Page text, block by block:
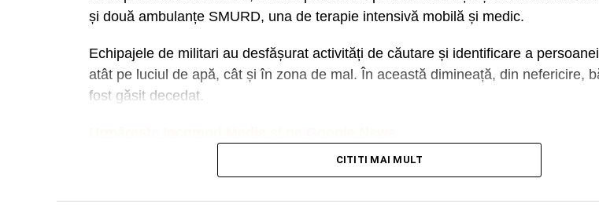
și două ambulanțe SMURD, una de terapie intensivă mobilă și medic.
Echipajele de militari au desfășurat activități de căutare și identificare a
atât pe luciul de apă, cât și în zona de mal. În această dimineață, din nefericire,
fost găsit decedat.
CITITI MAI MULT